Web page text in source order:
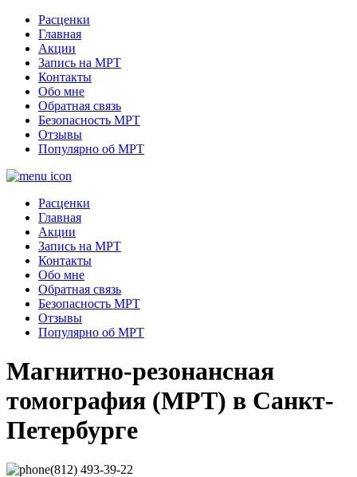
Расценки
Главная
Акции
Запись на МРТ
Контакты
Обо мне
Обратная связь
Безопасность МРТ
Отзывы
Популярно об МРТ
Расценки
Главная
Акции
Запись на МРТ
Контакты
Обо мне
Обратная связь
Безопасность МРТ
Отзывы
Популярно об МРТ
Магнитно-резонансная
томография (МРТ) в Санкт-
Петербурге
(812) 493-39-22